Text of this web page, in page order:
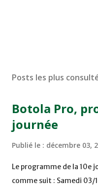
Posts les plus
Botola Pro,
journée
Publié le : décembre 03,
Le programme de la 10e
comme suit : Samedi 03/